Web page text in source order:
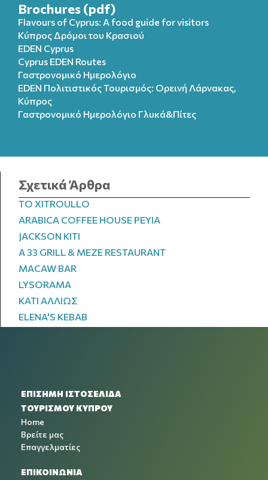
Brochures (pdf)
Flavours of Cyprus: A food guide for visitors
Κύπρος Δρόμοι του Κρασιού
EDEN Cyprus
Cyprus EDEN Routes
Γαστρονομικό Ημερολόγιο
EDEN Πολιτιστικός Τουρισμός: Ορεινή Λάρνακας,
Κύπρος
Γαστρονομικό Ημερολόγιo Γλυκά&Πίτες
Σχετικά Άρθρα
TO XITROULLO
ARABICA COFFEE HOUSE PEYIA
JACKSON KITI
A 33 GRILL & MEZE RESTAURANT
MACAW BAR
LYSORAMA
ΚΑΤΙ ΑΛΛΙΩΣ
ELENA'S KEBAB
ΕΠΙΣΗΜΗ ΙΣΤΟΣΕΛΙΔΑ
ΤΟΥΡΙΣΜΟΥ ΚΥΠΡΟΥ
Home
Βρείτε μας
Επαγγελματίες
ΕΠΙΚΟΙΝΩΝΙΑ